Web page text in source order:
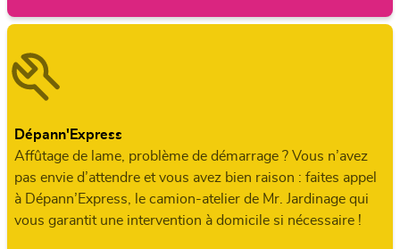
Dépann'Express
Affûtage de lame, problème de démarrage ? Vous n’avez
pas envie d’attendre et vous avez bien raison : faites appel
à Dépann’Express, le camion-atelier de Mr. Jardinage qui
vous garantit une intervention à domicile si nécessaire !